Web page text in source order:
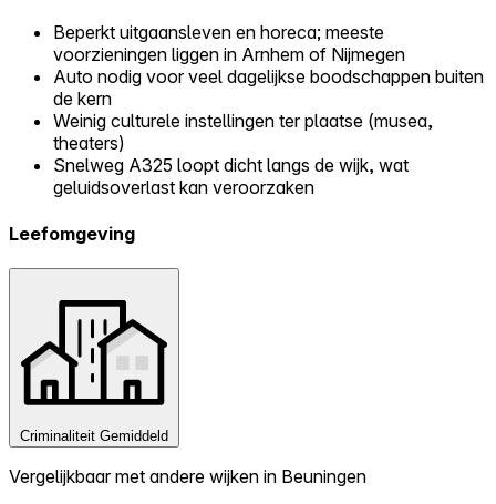
Beperkt uitgaansleven en horeca; meeste
voorzieningen liggen in Arnhem of Nijmegen
Auto nodig voor veel dagelijkse boodschappen buiten
de kern
Weinig culturele instellingen ter plaatse (musea,
theaters)
Snelweg A325 loopt dicht langs de wijk, wat
geluidsoverlast kan veroorzaken
Leefomgeving
Criminaliteit Gemiddeld
Vergelijkbaar met andere wijken in Beuningen